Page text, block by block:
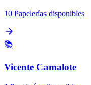
10 Papelerías disponibles
📚
Vicente Camalote